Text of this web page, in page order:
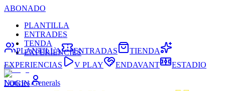
ABONADO
PLANTILLA
ENTRADES
TENDA
EXPERIÈNCIES
LOGIN
PLANTILLA ENTRADAS
TIENDA
EXPERIENCIAS
V PLAY ENDAVANT ESTADIO
Noticies Generals